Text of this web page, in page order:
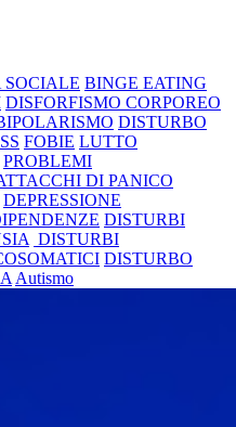
SOCIALE BINGE EATING
DISFORFISMO CORPOREO
DISTURBO
FOBIE LUTTO
PROBLEMI
DI PANICO
DEPRESSIONE
DISTURBI
DISTURBI
DISTURBO
Autismo